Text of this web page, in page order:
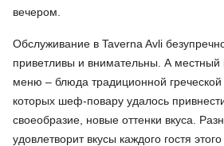
вечером.
Обслуживание в Taverna Avli
приветливы и внимательны. А местный
меню – блюда традиционной греческой
которых шеф-повару удалось
своеобразие, новые оттенки вкуса.
удовлетворит вкусы каждого гостя